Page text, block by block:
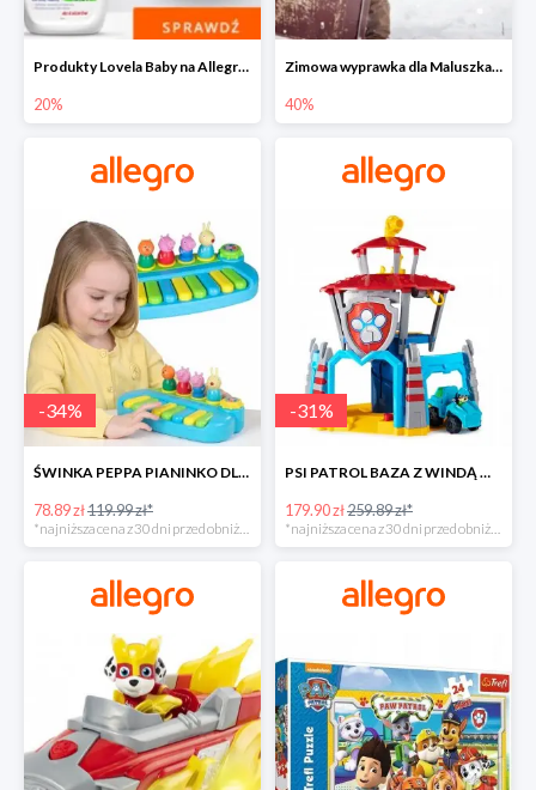
Produkty Lovela Baby na Allegro do -20%
20%
Zimowa wyprawka dla Maluszka na Allegro do -40%
40%
-34%
ŚWINKA PEPPA PIANINKO DLA DZIECI -34%
78.89 zł119.99 zł*
-31%
PSI PATROL BAZA Z WINDĄ WIEŻA + POJAZD AUTO REX -30%
179.90 zł259.89 zł*